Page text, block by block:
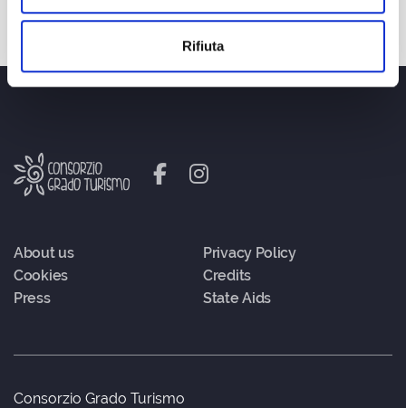
Rifiuta
FIND OUT MORE
About us
Privacy Policy
Cookies
Credits
Press
State Aids
Consorzio Grado Turismo